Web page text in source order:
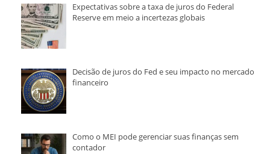
Expectativas sobre a taxa de juros do Federal
Reserve em meio a incertezas globais
Decisão de juros do Fed e seu impacto no mercado
financeiro
Como o MEI pode gerenciar suas finanças sem
contador